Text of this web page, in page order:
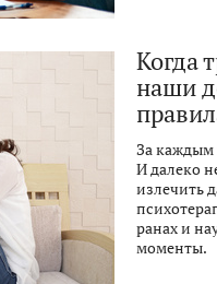
Когда
наши
За каждым
И далеко
излечить
ранах и
моменты.